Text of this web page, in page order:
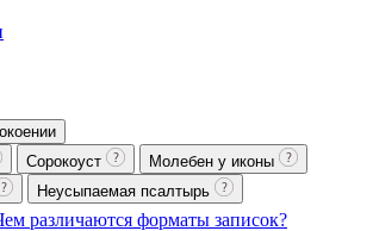
Сорокоуст
Молебен у иконы
Неусыпаемая псалтырь
различаются форматы записок?